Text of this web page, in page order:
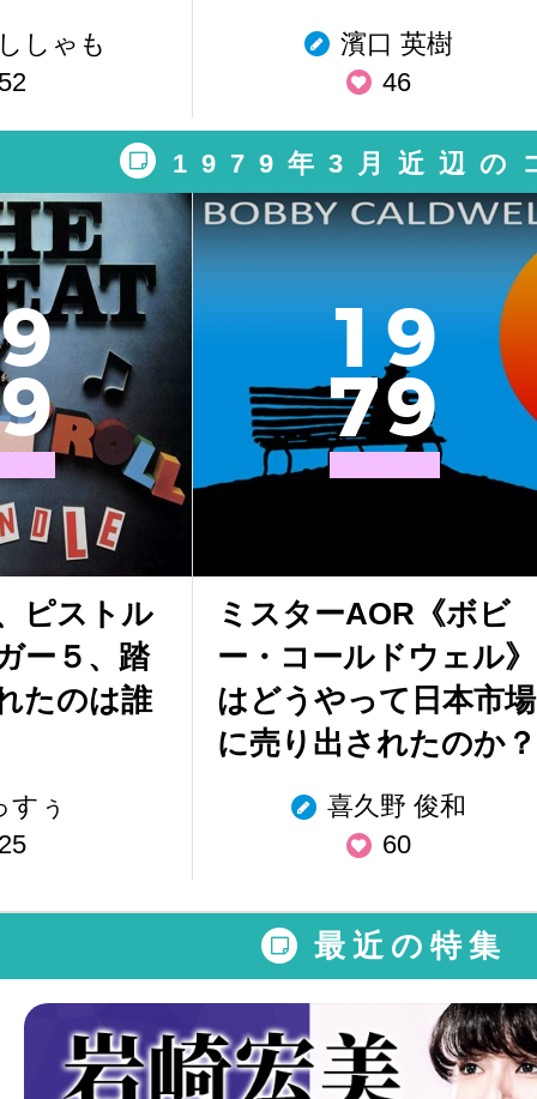
しゃも
濱口 英樹
46
1979年3月近辺の
9
9
ピストル
ー５、踏
たのは誰
すぅ
19
79
ミスターAOR《ボビ
ー・コールドウェル》
はどうやって日本市場
に売り出されたのか？
喜久野 俊和
60
最近の特集